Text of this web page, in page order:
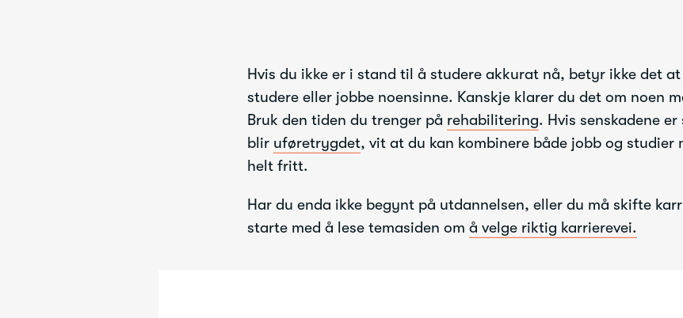
Hvis du ikke er i stand til å studere akkurat nå, betyr ikke det
studere eller jobbe noensinne. Kanskje klarer du det om noen
Bruk den tiden du trenger på rehabilitering. Hvis senskadene
blir uføretrygdet, vit at du kan kombinere både jobb og studier
helt fritt.
Har du enda ikke begynt på utdannelsen, eller du må skifte
starte med å lese temasiden om å velge riktig karrierevei.